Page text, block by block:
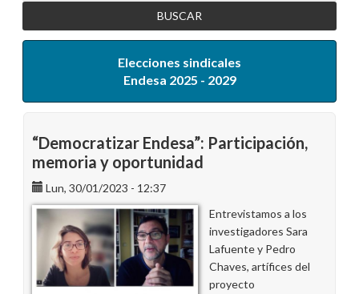
Elecciones sindicales
Endesa 2025 - 2029
“Democratizar Endesa”: Participación,
memoria y oportunidad
Lun, 30/01/2023 - 12:37
Entrevistamos a los
investigadores Sara
Lafuente y Pedro
Chaves, artífices del
proyecto